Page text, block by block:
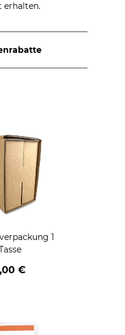
erhalten.
1
€